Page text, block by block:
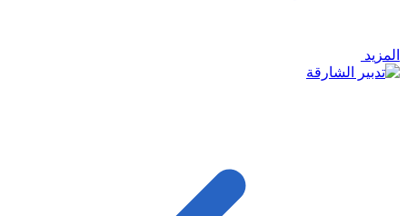
المزيد